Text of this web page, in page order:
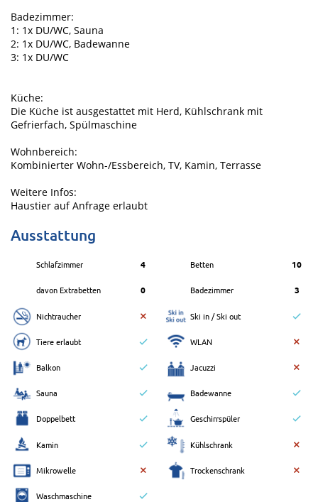
Badezimmer:
1: 1x DU/WC, Sauna
2: 1x DU/WC, Badewanne
3: 1x DU/WC
Küche:
Die Küche ist ausgestattet mit Herd, Kühlschrank mit
Gefrierfach, Spülmaschine
Wohnbereich:
Kombinierter Wohn-/Essbereich, TV, Kamin, Terrasse
Weitere Infos:
Haustier auf Anfrage erlaubt
Ausstattung
Schlafzimmer 4 Betten 10
davon Extrabetten 0 Badezimmer 3
Nichtraucher Ski in / Ski out
Tiere erlaubt WLAN
Balkon Jacuzzi
Sauna Badewanne
Doppelbett Geschirrspüler
Kamin Kühlschrank
Mikrowelle Trockenschrank
Waschmaschine